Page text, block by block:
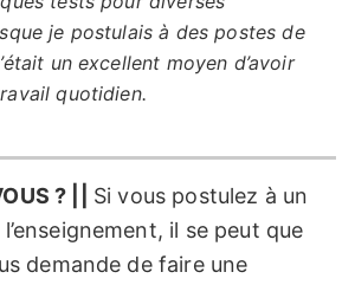
je postulais à des postes de
un excellent moyen d’avoir
quotidien.
? || Si vous postulez à un
il se peut que
demande de faire une